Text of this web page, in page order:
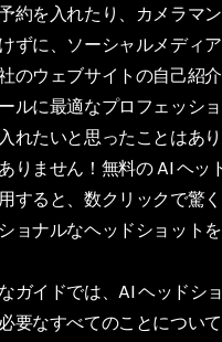
約を入れたり、カメラマ
ずに、ソーシャルメディア
のウェブサイトの自己紹
ルに最適なプロフェッシ
れたいと思ったことはあ
りません！無料の AI ヘッ
すると、数クリックで驚
ョナルなヘッドショット
ガイドでは、AI ヘッドシ
要なすべてのことについ